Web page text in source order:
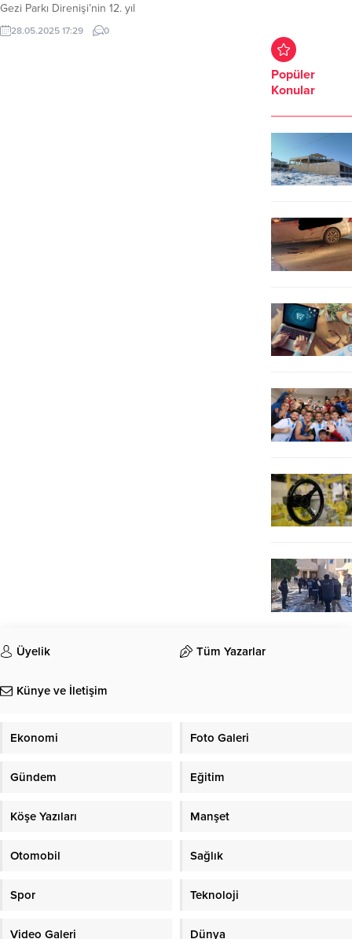
Gezi Parkı Direnişi’nin 12. yıl
dönümünde yayımladığı
açıklamada, Gezi’nin bir isyan değil,
28.05.2025 17:29 0
Popüler
Konular
Üyelik Tüm Yazarlar
Künye ve İletişim
Ekonomi Foto Galeri
Gündem Eğitim
Köşe Yazıları Manşet
Otomobil Sağlık
Spor Teknoloji
Video Galeri Dünya